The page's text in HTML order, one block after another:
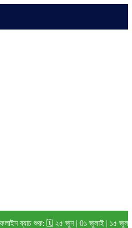
শুরু: 🗓️ ২৫ জুন | 0১ জুলাই | ১৫ জুলাই (২০২৬)